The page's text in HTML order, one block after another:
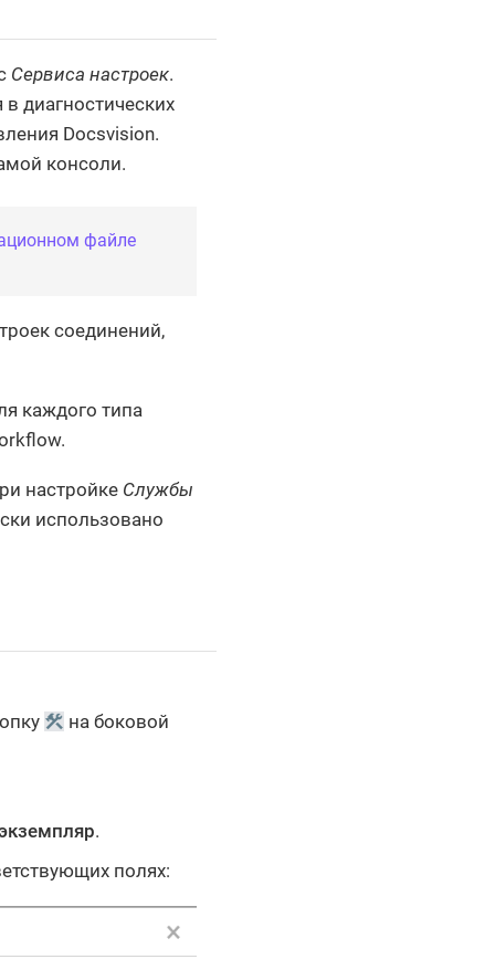
Сервиса настроек.
диагностических
Docsvision.
консоли.
файле
соединений,
каждого типа
настройке Службы
использовано
на боковой
.
полях: